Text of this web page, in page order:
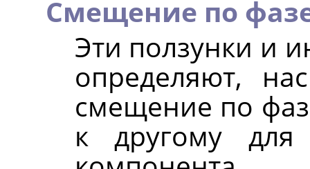
Смещение по
Эти ползунки и
определяют,
смещение по
к другому для